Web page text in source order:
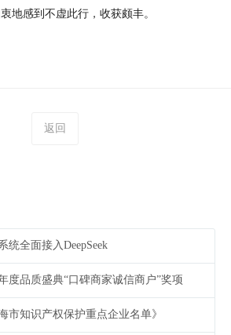
地感到不虚此行，收获颇丰。
返回
统全面接入DeepSeek
度品质盛典“口碑商家诚信商户”奖项
市知识产权保护重点企业名单》